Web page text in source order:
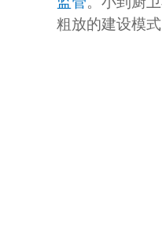
粗放的建设模式